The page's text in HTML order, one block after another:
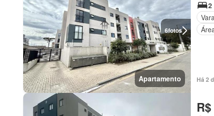
6fotos
Apartamento
2
Há 2